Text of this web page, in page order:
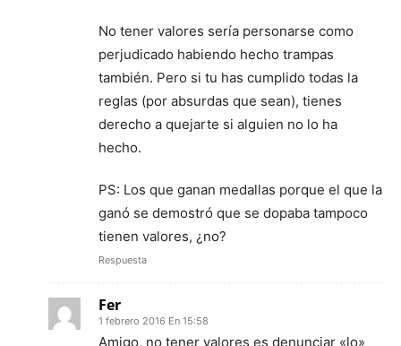
No tener valores sería personarse como
perjudicado habiendo hecho trampas
también. Pero si tu has cumplido todas la
reglas (por absurdas que sean), tienes
derecho a quejarte si alguien no lo ha
hecho.
PS: Los que ganan medallas porque el que la
ganó se demostró que se dopaba tampoco
tienen valores, ¿no?
Respuesta
Fer
1 febrero 2016 En 15:58
Amigo, no tener valores es denunciar «lo»